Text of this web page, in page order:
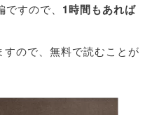
すので、 1時間もあれば
すので、無料で読むことが